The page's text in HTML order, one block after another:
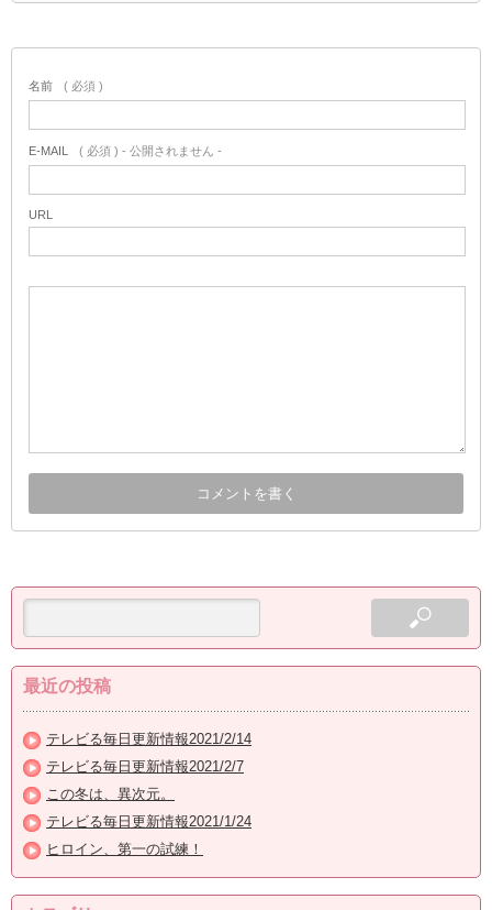
名前 ( 必須 )
E-MAIL ( 必須 ) - 公開されません -
URL
最近の投稿
テレビる毎日更新情報2021/2/14
テレビる毎日更新情報2021/2/7
この冬は、異次元。
テレビる毎日更新情報2021/1/24
ヒロイン、第一の試練！